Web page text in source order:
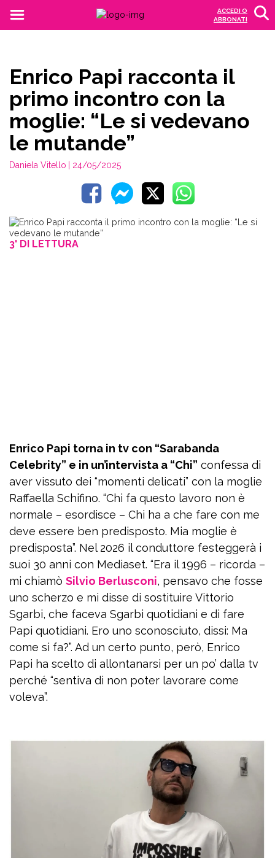
ACCEDI O
ABBONATI
Enrico Papi racconta il
primo incontro con la
moglie: “Le si vedevano
le mutande”
Daniela Vitello | 24/05/2025
3' DI LETTURA
Enrico Papi torna in tv con “Sarabanda
Celebrity” e in un’intervista a “Chi” confessa di
aver vissuto dei “momenti delicati” con la moglie
Raffaella Schifino. “Chi fa questo lavoro non è
normale – esordisce – Chi ha a che fare con me
deve essere ben predisposto. Mia moglie è
predisposta”. Nel 2026 il conduttore festeggerà i
suoi 30 anni con Mediaset. “Era il 1996 – ricorda –
mi chiamò Silvio Berlusconi, pensavo che fosse
uno scherzo e mi disse di sostituire Vittorio
Sgarbi, che faceva Sgarbi quotidiani e di fare
Papi quotidiani. Ero uno sconosciuto, dissi: Ma
come si fa?”. Ad un certo punto, però, Enrico
Papi ha scelto di allontanarsi per un po’ dalla tv
perché “sentiva di non poter lavorare come
voleva”.